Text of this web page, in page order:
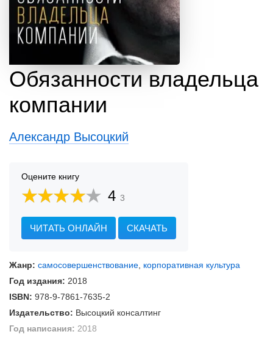
Обязанности владельца
компании
Александр Высоцкий
Оцените книгу
4 3
ЧИТАТЬ ОНЛАЙН СКАЧАТЬ
Жанр: самосовершенствование корпоративная культура
Год издания: 2018
ISBN: 978-9-7861-7635-2
Издательство: Высоцкий консалтинг
Год написания: 2018